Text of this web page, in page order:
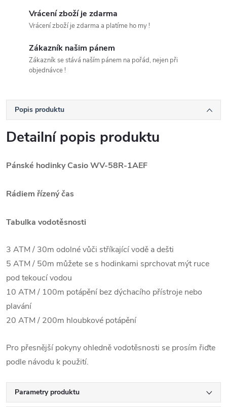
Vrácení zboží je zdarma
Vrácení zboží je zdarma a platíme ho my !
Zákazník našim pánem
Zákazník se stává naším pánem na pořád, nejen při
objednávce !
Popis produktu
Detailní popis produktu
Pánské hodinky CasioWV-58R-1AEF
Rádiem řízený čas
Tabulka vodotěsnosti
3 ATM / 30m odolné vůči stříkající vodě a dešti
5 ATM / 50m můžete se s hodinkami sprchovat mýt ruce
pod tekoucí vodou
10 ATM / 100m potápění bez dýchacího přístroje nebo
plavání
20 ATM / 200m hloubkové potápění
Pro přesnější pokyny ohledně vodotěsnosti se prosím řiďte
podle návodu k použití.
Parametry produktu